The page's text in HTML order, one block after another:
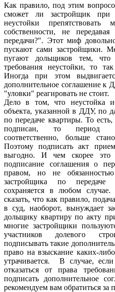
Как правило, под этим
сможет ли застройщик при
неустойки
собственности, не
передачи?". Этот миф
пускают сами застройщики.
пугают дольщиков тем,
требования неустойки, то
Иногда при этом
дополнительное соглашение к
"уловки" реагировать не стоит.
Дело в том, что неустойка
объекта, указанной в ДДУ, по
по передаче квартиры. То
подписан, то период
соответственно, больше
Поэтому подписать акт
выгодно. И чем скорее это
подписание соглашения о
правом, но не
застройщика по передаче
сохраняется в любом
сказать, что как правило,
в суд, наоборот, вынуждает
дольщику квартиру по акту
многие застройщики
участников долевого
подписывать такие
право на взыскание каких-
утрачивается. В случае,
отказаться от права
подписать дополнительное
рекомендуем вам обратиться